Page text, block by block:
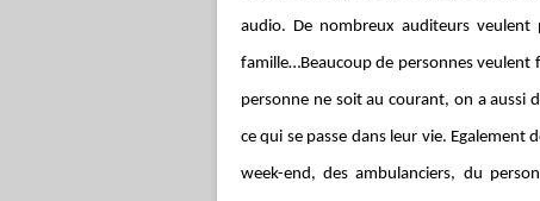
audio. De nombreux auditeurs veulent
famille…Beaucoup de personnes veulent
personne ne soit au courant, on a aussi
ce qui se passe dans leur vie. Egalement
week-end, des ambulanciers, du